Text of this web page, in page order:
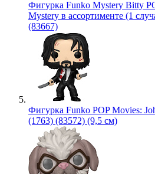
Фигурка Funko Mystery Bitty
Mystery в ассортименте (1
(83667)
Фигурка Funko POP Movies:
(1763) (83572) (9,5 см)